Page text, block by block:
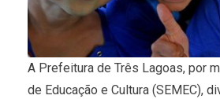
A Prefeitura de Três Lagoas, por
de Educação e Cultura (SEMEC),